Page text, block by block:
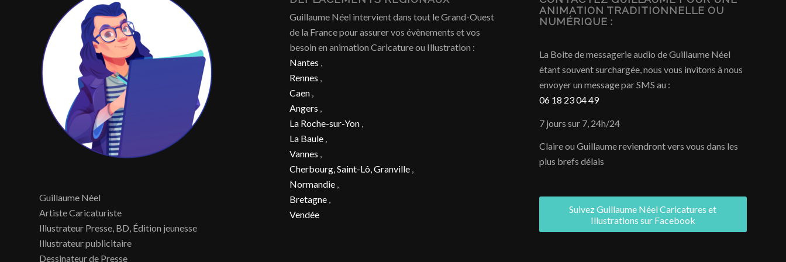
Guillaume Néel
Artiste Caricaturiste
Illustrateur Presse, BD, Édition jeunesse
Illustrateur publicitaire
Dessinateur de Presse
Guillaume Néel intervient dans tout le Grand-Ouest
de la France pour assurer vos évènements et vos
besoin en animation Caricature ou Illustration :
Nantes ,
Rennes ,
Caen,
Angers ,
La Roche-sur-Yon,
La Baule,
Vannes ,
Cherbourg, Saint-Lô, Granville,
Normandie,
Bretagne,
Vendée
ANIMATION TRADITIONNELLE OU
NUMÉRIQUE :
La Boite de messagerie audio de Guillaume Néel
étant souvent surchargée, nous vous invitons à nous
envoyer un message par SMS au :
06 18 23 04 49
7 jours sur 7, 24h/24
Claire ou Guillaume reviendront vers vous dans les
plus brefs délais
Suivez Guillaume Néel Caricatures et
Illustrations sur Facebook